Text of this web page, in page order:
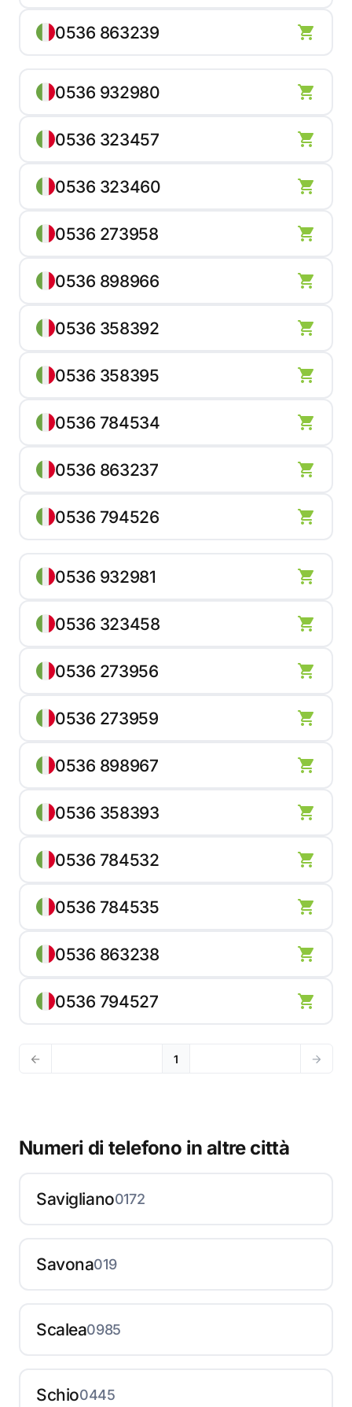
0536 863239
0536 932980
0536 323457
0536 323460
0536 273958
0536 898966
0536 358392
0536 358395
0536 784534
0536 863237
0536 794526
0536 932981
0536 323458
0536 273956
0536 273959
0536 898967
0536 358393
0536 784532
0536 784535
0536 863238
0536 794527
1
Numeri di telefono in altre città
Savigliano0172
Savona019
Scalea0985
Schio0445